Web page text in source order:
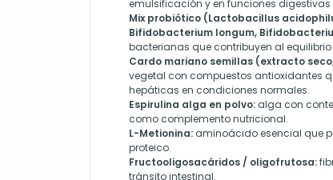
emulsificación y en funciones digestivas
Mix probiótico (Lactobacillus
Bifidobacterium longum,
bacterianas que contribuyen al
Cardo mariano semillas (extracto
vegetal con compuestos antioxidantes
hepáticas en condiciones normales.
Espirulina alga en polvo: alga con
como complemento nutricional.
L-Metionina: aminoácido esencial que
proteico.
Fructooligosacáridos / oligofrutosa:
tránsito intestinal.